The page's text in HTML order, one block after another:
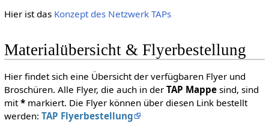
Hier ist das Konzept des Netzwerk TAPs
Materialübersicht & Flyerbestellung
Hier findet sich eine Übersicht der verfügbaren Flyer und
Broschüren. Alle Flyer, die auch in der TAP Mappesind, sind
mit*markiert. Die Flyer können über diesen Link bestellt
werden: TAP Flyerbestellung